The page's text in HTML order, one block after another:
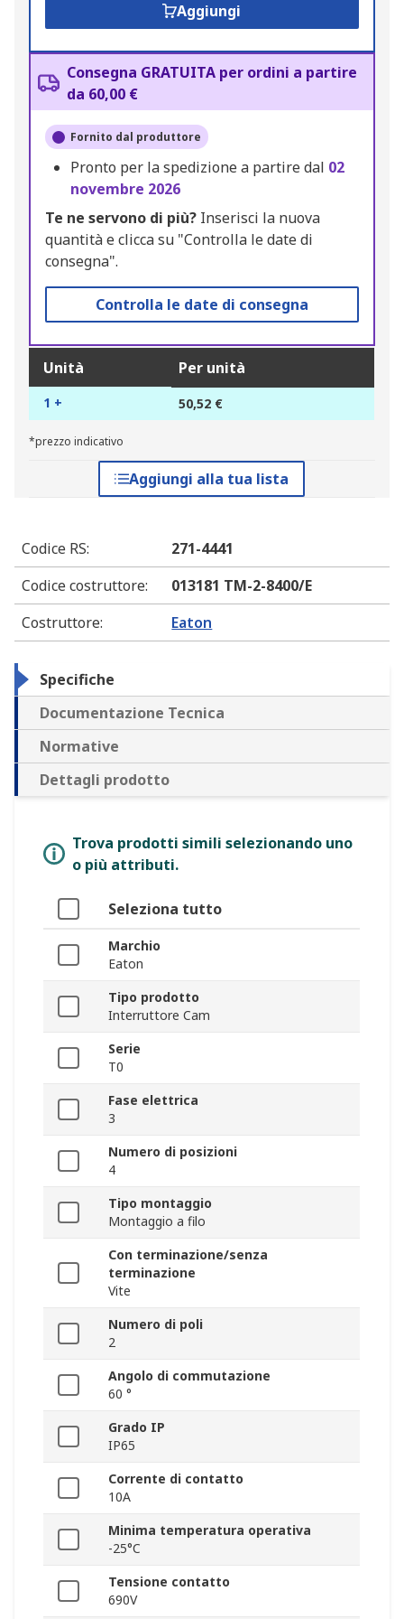
Aggiungi
Consegna GRATUITA per ordini a partire
da 60,00 €
Fornito dal produttore
Pronto per la spedizione a partire dal 02
novembre 2026
Te ne servono di più? Inserisci la nuova
quantità e clicca su "Controlla le date di
consegna".
Controlla le date di consegna
Unità Per unità
1 + 50,52 €
*prezzo indicativo
Aggiungi alla tua lista
Codice RS:
271-4441
Codice costruttore:
013181 TM-2-8400/E
Costruttore: Eaton
Specifiche
Documentazione Tecnica
Normative
Dettagli prodotto
Trova prodotti simili selezionando uno
o più attributi.
Seleziona tutto
Marchio
Eaton
Tipo prodotto
Interruttore Cam
Serie
T0
Fase elettrica
3
Numero di posizioni
4
Tipo montaggio
Montaggio a filo
Con terminazione/senza
terminazione
Vite
Numero di poli
2
Angolo di commutazione
60 °
Grado IP
IP65
Corrente di contatto
10A
Minima temperatura operativa
-25°C
Tensione contatto
690V